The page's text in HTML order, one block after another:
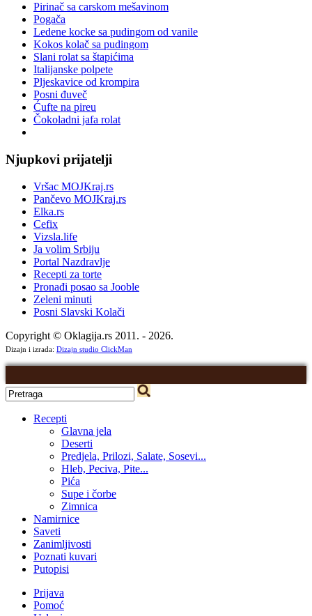
Pirinač sa carskom mešavinom
Pogača
Ledene kocke sa pudingom od vanile
Kokos kolač sa pudingom
Slani rolat sa štapićima
Italijanske polpete
Pljeskavice od krompira
Posni đuveč
Ćufte na pireu
Čokoladni jafa rolat
Njupkovi prijatelji
Vršac MOJKraj.rs
Pančevo MOJKraj.rs
Elka.rs
Cefix
Vizsla.life
Ja volim Srbiju
Portal Nazdravlje
Recepti za torte
Pronađi posao sa Jooble
Zeleni minuti
Posni Slavski Kolači
Copyright © Oklagija.rs 2011. - 2026.
Dizajn i izrada: Dizajn studio ClickMan
Recepti
Glavna jela
Deserti
Predjela, Prilozi, Salate, Sosevi...
Hleb, Peciva, Pite...
Pića
Supe i čorbe
Zimnica
Namirnice
Saveti
Zanimljivosti
Poznati kuvari
Putopisi
Prijava
Pomoć